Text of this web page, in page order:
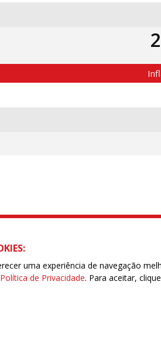
dos Trabalhadores no Serviço Público
central, 6° andar, Brasília/DF | CEP
98545.6916
Filiadas | 7.933.029 - Trabalhadores(as)
uma experiência de navegação
Política de Privacidade. Para aceitar,